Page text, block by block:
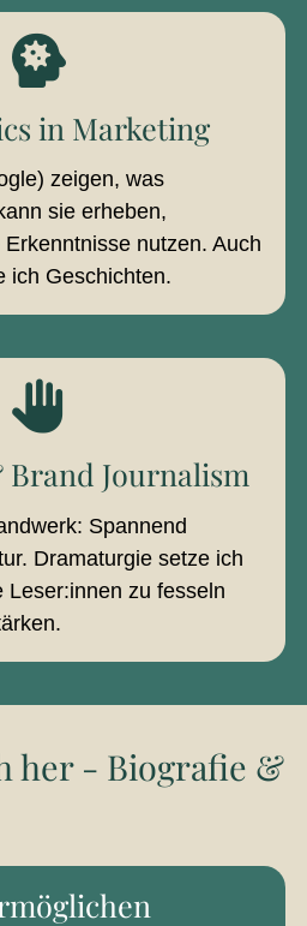
in Marketing
zeigen, was
sie erheben,
nutzen. Auch
ich Geschichten.
Journalism
Spannend
Dramaturgie setze ich
Leser:innen zu fesseln
her - Biografie &